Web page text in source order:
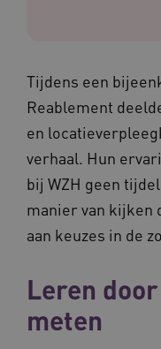
Tijdens een
Reablement
en
verhaal. Hun
bij WZH geen
manier van kijken
aan keuzes in de
Leren
meten